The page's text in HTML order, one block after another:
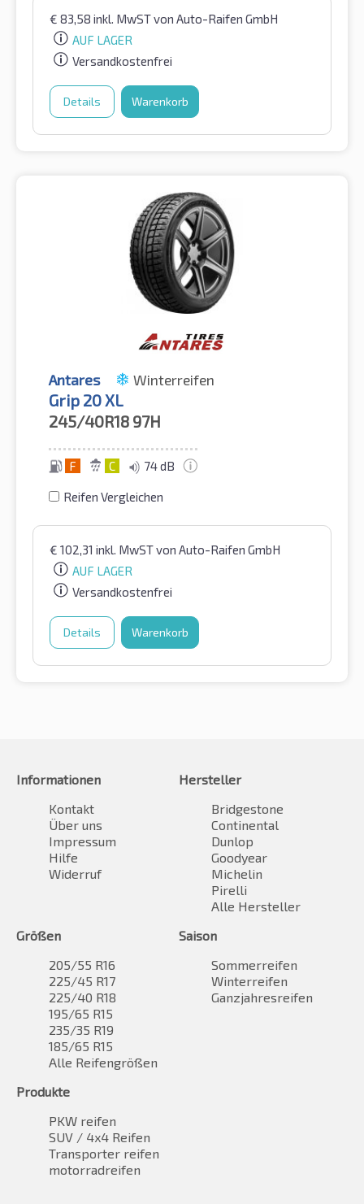
€ 83,58 inkl. MwSTvon Auto-Raifen GmbH
AUF LAGER
Versandkostenfrei
Details Warenkorb
Antares Winterreifen
Grip 20 XL
245/40R18 97H
F C 74 dB
Reifen Vergleichen
€ 102,31 inkl. MwSTvon Auto-Raifen GmbH
AUF LAGER
Versandkostenfrei
Details Warenkorb
Informationen
Kontakt
Über uns
Impressum
Hilfe
Widerruf
Hersteller
Bridgestone
Continental
Dunlop
Goodyear
Michelin
Pirelli
Alle Hersteller
Größen
205/55 R16
225/45 R17
225/40 R18
195/65 R15
235/35 R19
185/65 R15
Alle Reifengrößen
Saison
Sommerreifen
Winterreifen
Ganzjahresreifen
Produkte
PKW reifen
SUV / 4x4 Reifen
Transporter reifen
motorradreifen